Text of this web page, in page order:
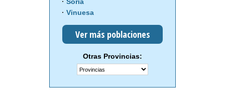
Soria
Vinuesa
Ver más poblaciones
Otras Provincias: